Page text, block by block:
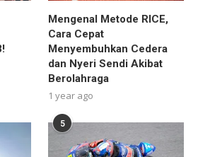
Mengenal Metode RICE,
Cara Cepat
Menyembuhkan Cedera
dan Nyeri Sendi Akibat
Berolahraga
1 year ago
5